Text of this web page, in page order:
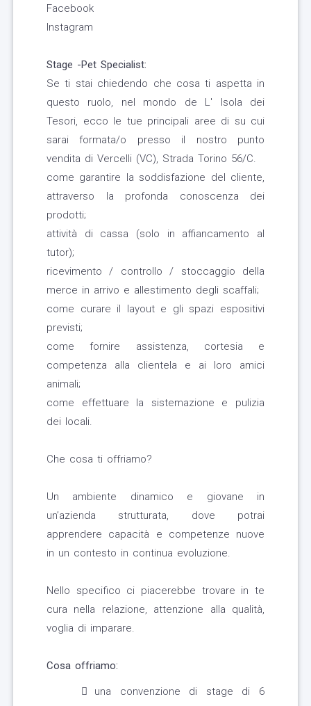
Facebook
Instagram
Stage -Pet Specialist:
Se ti stai chiedendo che cosa ti aspetta in
questo ruolo, nel mondo de L' Isola dei
Tesori, ecco le tue principali aree di su cui
sarai formata/o presso il nostro punto
vendita di Vercelli (VC), Strada Torino 56/C.
come garantire la soddisfazione del cliente,
attraverso la profonda conoscenza dei
prodotti;
attività di cassa (solo in affiancamento al
tutor);
ricevimento / controllo / stoccaggio della
merce in arrivo e allestimento degli scaffali;
come curare il layout e gli spazi espositivi
previsti;
come fornire assistenza, cortesia e
competenza alla clientela e ai loro amici
animali;
come effettuare la sistemazione e pulizia
dei locali.
Che cosa ti offriamo?
Un ambiente dinamico e giovane in
un’azienda strutturata, dove potrai
apprendere capacità e competenze nuove
in un contesto in continua evoluzione.
Nello specifico ci piacerebbe trovare in te
cura nella relazione, attenzione alla qualità,
voglia di imparare.
Cosa offriamo:
una convenzione di stage di 6